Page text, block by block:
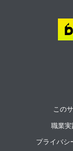
この
職業実
プライバシ